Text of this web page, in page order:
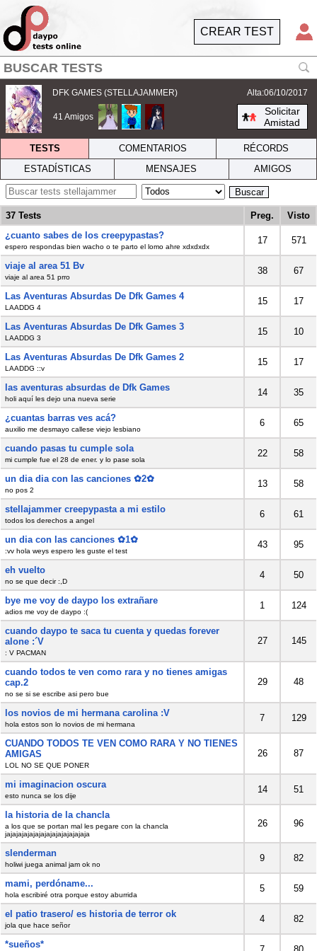
CREAR TEST
DFK GAMES (STELLAJAMMER)
41 Amigos
Alta:06/10/2017
Solicitar
Amistad
TESTS COMENTARIOS
RÉCORDS
ESTADÍSTICAS
MENSAJES AMIGOS
Buscar
37 Tests Preg.
Visto
¿cuanto sabes de los creepypastas?
espero respondas bien wacho o te parto el lomo ahre xdxdxdx
17 571
viaje al area 51 Bv
viaje al area 51 prro
38 67
Las Aventuras Absurdas De Dfk Games 4
LAADDG 4
15 17
Las Aventuras Absurdas De Dfk Games 3
LAADDG 3
15 10
Las Aventuras Absurdas De Dfk Games 2
LAADDG ::v
15 17
las aventuras absurdas de Dfk Games
holi aquí les dejo una nueva serie
14 35
¿cuantas barras ves acá?
auxilio me desmayo callese viejo lesbiano
6 65
cuando pasas tu cumple sola
mi cumple fue el 28 de ener. y lo pase sola
22 58
un dia dia con las canciones ✿2✿
no pos 2
13 58
stellajammer creepypasta a mi estilo
todos los derechos a angel
6 61
un dia con las canciones ✿1✿
:vv hola weys espero les guste el test
43 95
eh vuelto
no se que decir :,D
4 50
bye me voy de daypo los extrañare
adios me voy de daypo :(
1 124
cuando daypo te saca tu cuenta y quedas forever
alone :´V
: V PACMAN
27 145
cuando todos te ven como rara y no tienes amigas
cap.2
no se si se escribe asi pero bue
29 48
los novios de mi hermana carolina :V
hola estos son lo novios de mi hermana
7 129
CUANDO TODOS TE VEN COMO RARA Y NO TIENES
AMIGAS
LOL NO SE QUE PONER
26 87
mi imaginacion oscura
esto nunca se los dije
14 51
la historia de la chancla
a los que se portan mal les pegare con la chancla
jajajajajajajajajajajajajajaja
26 96
slenderman
holiwi juega animal jam ok no
9 82
mami, perdóname...
hola escribiré otra porque estoy aburrida
5 59
el patio trasero/ es historia de terror ok
jola que hace señor
4 82
*sueños*